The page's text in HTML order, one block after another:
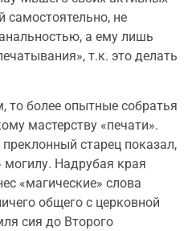
самостоятельно, не
а ему лишь
т.к. это делать
то более опытные собратья
мастерству «печати».
старец показал,
могилу. Надрубая края
«магические» слова
общего с церковной
сия до Второго